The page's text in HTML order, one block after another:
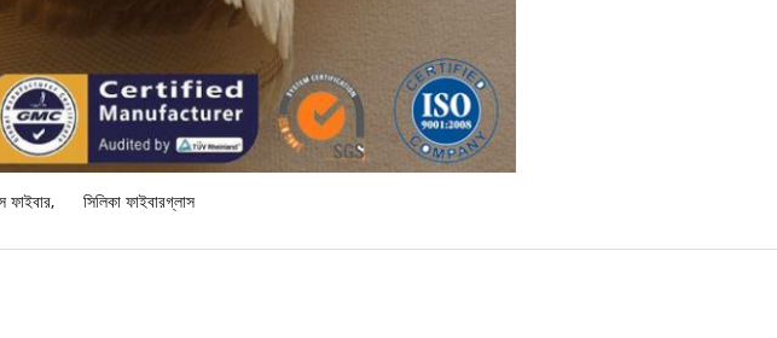
ফাইবার, সিলিকা ফাইবারগ্লাস